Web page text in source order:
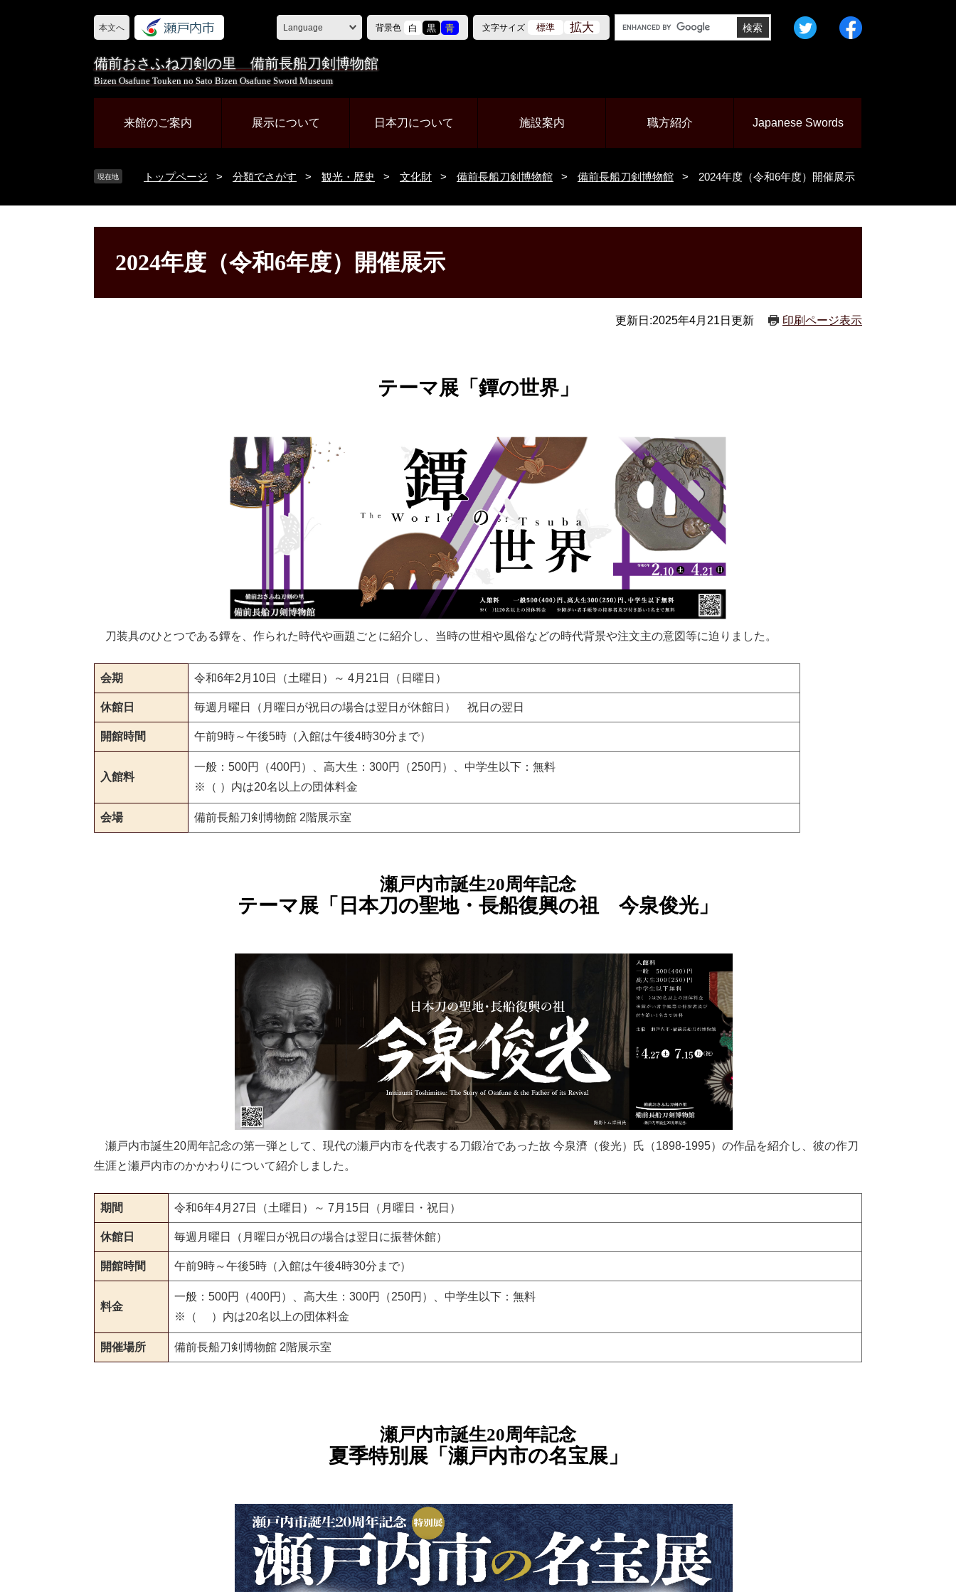
本文へ Language 背景色 白 黒 青 文字サイズ 標準 拡大
G
o
e
タ
検
ク
備前おさふね刀剣の里 備前長船刀剣博物館
Bizen Osafune Touken no Sato Bizen Osafune Sword Museum
来館のご案内 展示について 日本刀について 施設案内 職方紹介 Japanese Swords
現在地 トップページ > 分類でさがす > 観光・歴史 > 文化財 > 備前長船刀剣博物館 > 備前長船刀剣博物館 > 2024年度（令和6年度）開催展示
2024年度（令和6年度）開催展示
更新日:2025年4月21日更新 印刷ページ表示
テーマ展「鐔の世界」
刀装具のひとつである鐔を、作られた時代や画題ごとに紹介し、当時の世相や風俗などの時代背景や注文主の意図等に迫りました。​
会期 令和6年2月10日（土曜日）～ 4月21日（日曜日）
休館日 毎週月曜日（月曜日が祝日の場合は翌日が休館日） 祝日の翌日
開館時間 午前9時～午後5時（入館は午後4時30分まで）
入館料
一般：500円（400円）、高大生：300円（250円）、中学生以下：無料
※（ ）内は20名以上の団体料金
会場 備前長船刀剣博物館 2階展示室
瀬戸内市誕生20周年記念​​
テーマ展「日本刀の聖地・長船復興の祖 今泉俊光」​
瀬戸内市誕生20周年記念の第一弾として、現代の瀬戸内市を代表する刀鍛冶であった故 今泉濟（俊光）氏（1898-1995）の作品を紹介し、彼の作刀
生涯と瀬戸内市のかかわりについて紹介しました。
期間 令和6年4月27日（土曜日）～ 7月15日（月曜日・祝日）
休館日 毎週月曜日（月曜日が祝日の場合は翌日に振替休館）
開館時間 午前9時～午後5時（入館は午後4時30分まで）
料金
一般：500円（400円）、高大生：300円（250円）、中学生以下：無料
※（ ）内は20名以上の団体料金
開催場所 備前長船刀剣博物館 2階展示室
瀬戸内市誕生20周年記念
夏季特別展「瀬戸内市の名宝展」